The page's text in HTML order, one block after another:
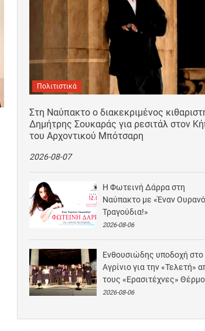
Πολιτιστικά
Στη Ναύπακτο ο διακεκριμένος
Δημήτρης Σουκαράς για ρεσιτάλ στον
του Αρχοντικού Μπότσαρη
2026-08-07
Η Φωτεινή Δάρρα στη
Ναύπακτο με «Έναν Ουρανό
Τραγούδια!»
2026-08-06
Ενθουσιώδης υποδοχή στο
Αγρίνιο για την «Τελετή»
τους «Ερασιτέχνες»
2026-08-06